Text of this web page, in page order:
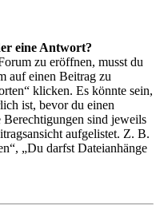
eine Antwort?
zu eröffnen, musst du
auf einen Beitrag zu
klicken. Es könnte sein,
ist, bevor du einen
sind jeweils
aufgelistet. Z. B.
„Du darfst Dateianhänge